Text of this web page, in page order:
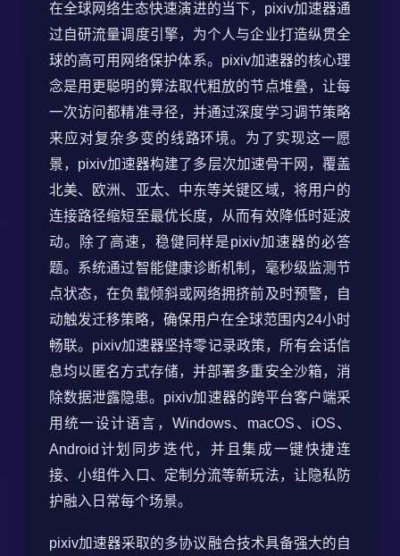
在全球网络生态快速演进的当下，pixiv加速器通
过自研流量调度引擎，为个人与企业打造纵贯全
球的高可用网络保护体系。pixiv加速器的核心理
念是用更聪明的算法取代粗放的节点堆叠，让每
一次访问都精准寻径，并通过深度学习调节策略
来应对复杂多变的线路环境。为了实现这一愿
景，pixiv加速器构建了多层次加速骨干网，覆盖
北美、欧洲、亚太、中东等关键区域，将用户的
连接路径缩短至最优长度，从而有效降低时延波
动。除了高速，稳健同样是pixiv加速器的必答
题。系统通过智能健康诊断机制，毫秒级监测节
点状态，在负载倾斜或网络拥挤前及时预警，自
动触发迁移策略，确保用户在全球范围内24小时
畅联。pixiv加速器坚持零记录政策，所有会话信
息均以匿名方式存储，并部署多重安全沙箱，消
除数据泄露隐患。pixiv加速器的跨平台客户端采
用统一设计语言，Windows、macOS、iOS、
Android计划同步迭代，并且集成一键快捷连
接、小组件入口、定制分流等新玩法，让隐私防
护融入日常每个场景。
pixiv加速器采取的多协议融合技术具备强大的自